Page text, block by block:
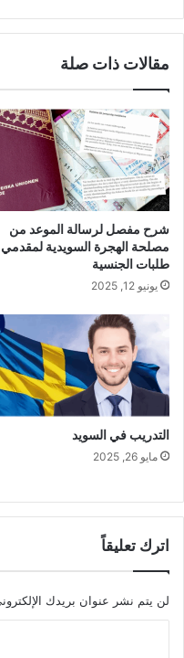
مقالات ذات صلة
شرح مفصل لرسالة الموعد من
مصلحة الهجرة السويدية لمقدمي
طلبات الجنسية
يونيو 12, 2025
التدريب في السويد
مايو 26, 2025
اترك تعليقاً
لن يتم نشر عنوان بريدك